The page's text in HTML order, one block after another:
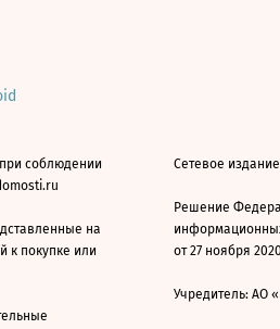
соблюдении
на
к покупке или
Сетевое
Решение
от 27 ноября
Учредитель: АО